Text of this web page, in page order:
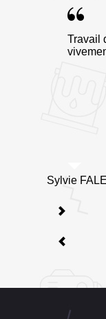
Travail
Sylvie